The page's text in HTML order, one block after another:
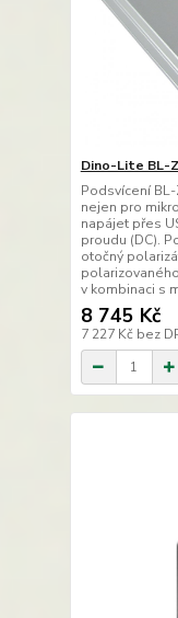
Dino-Lite BL-
Podsvícení
nejen pro
napájet přes
proudu (DC).
otočný
v kombinaci s
8 745 Kč
7 227 Kč bez